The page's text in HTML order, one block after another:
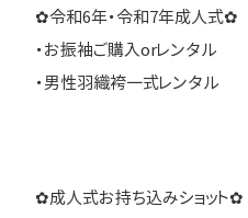
✿令和6年・令和7年成人式✿
・お振袖ご購入orレンタル
・男性羽織袴一式レンタル
✿成人式お持ち込みショット✿